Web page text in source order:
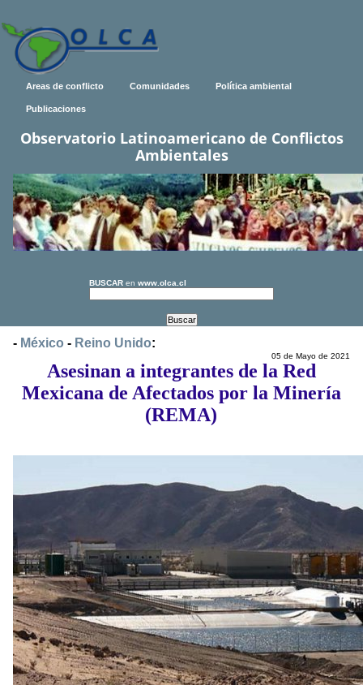
Areas de conflicto Comunidades Política ambiental
Publicaciones
Observatorio Latinoamericano de Conflictos
Ambientales
BUSCAR en www.olca.cl
- México - Reino Unido:
05 de Mayo de 2021
Asesinan a integrantes de la Red
Mexicana de Afectados por la Minería
(REMA)